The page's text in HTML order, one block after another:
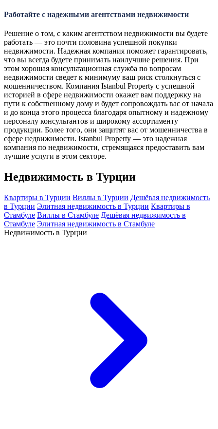
Работайте с надежными агентствами недвижимости
Решение о том, с каким агентством недвижимости вы будете
работать — это почти половина успешной покупки
недвижимости. Надежная компания поможет гарантировать,
что вы всегда будете принимать наилучшие решения. При
этом хорошая консультационная служба по вопросам
недвижимости сведет к минимуму ваш риск столкнуться с
мошенничеством. Компания Istanbul Property с успешной
историей в сфере недвижимости окажет вам поддержку на
пути к собственному дому и будет сопровождать вас от начала
и до конца этого процесса благодаря опытному и надежному
персоналу консультантов и широкому ассортименту
продукции. Более того, они защитят вас от мошенничества в
сфере недвижимости. Istanbul Property — это надежная
компания по недвижимости, стремящаяся предоставить вам
лучшие услуги в этом секторе.
Недвижимость в Турции
Квартиры в Турции Виллы в Турции Дешёвая недвижимость
в Турции Элитная недвижимость в Турции Квартиры в
Стамбуле Виллы в Стамбуле Дешёвая недвижимость в
Стамбуле Элитная недвижимость в Стамбуле
Недвижимость в Турции